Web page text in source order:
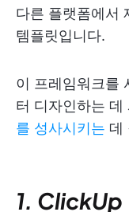
다른 플랫폼에서
템플릿입니다.
이 프레임워크를
터 디자인하는 데
를 성사시키는 데
1. ClickUp